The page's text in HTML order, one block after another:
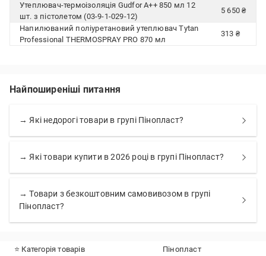
Утеплювач-термоізоляція Gudfor A++ 850 мл 12
шт. з пістолетом (03-9-1-029-12)
5 650 ₴
Напилюваний поліуретановий утеплювач Tytan
Professional THERMOSPRAY PRO 870 мл
313 ₴
Найпоширеніші питання
→ Які недорогі товари в групі Пінопласт?
→ Які товари купити в 2026 році в групі Пінопласт?
→ Товари з безкоштовним самовивозом в групі
Пінопласт?
⭐ Категорія товарів Пінопласт